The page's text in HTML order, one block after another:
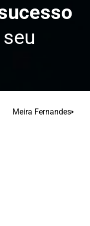
Meira Fernandes🢒